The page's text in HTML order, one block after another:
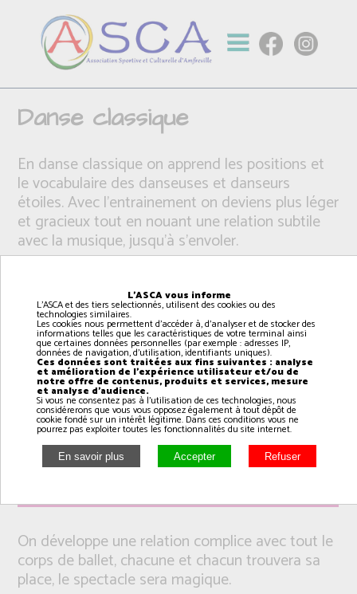
Danse classique
En danse classique on apprend les positions et
le vocabulaire des danseuses et danseurs
étoiles. Avec l'entrainement on deviens plus léger
et gracieux tout en nouant une relation subtile
avec la musique, jusqu'à s'envoler.
On développe une relation complice avec tout le
corps de ballet, chacune et chacun trouvera sa
place, le spectacle sera magique.
L'ASCA vous informe
L'ASCA et des tiers selectionnés, utilisent des cookies ou des
technologies similaires.
Les cookies nous permettent d'accéder à, d'analyser et de stocker des
informations telles que les caractéristiques de votre terminal ainsi
que certaines données personnelles (par exemple : adresses IP,
données de navigation, d'utilisation, identifiants uniques).
Ces données sont traitées aux fins suivantes : analyse
et amélioration de l'expérience utilisateur et/ou de
notre offre de contenus, produits et services, mesure
et analyse d'audience.
Si vous ne consentez pas à l'utilisation de ces technologies, nous
considérerons que vous vous opposez également à tout dépôt de
cookie fondé sur un intérêt légitime. Dans ces conditions vous ne
pourrez pas exploiter toutes les fonctionnalités du site internet.